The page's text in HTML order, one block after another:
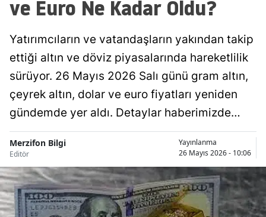
ve Euro Ne Kadar Oldu?
Yatırımcıların ve vatandaşların yakından takip
ettiği altın ve döviz piyasalarında hareketlilik
sürüyor. 26 Mayıs 2026 Salı günü gram altın,
çeyrek altın, dolar ve euro fiyatları yeniden
gündemde yer aldı. Detaylar haberimizde…
Merzifon Bilgi
Editör
Yayınlanma
26 Mayıs 2026 - 10:06